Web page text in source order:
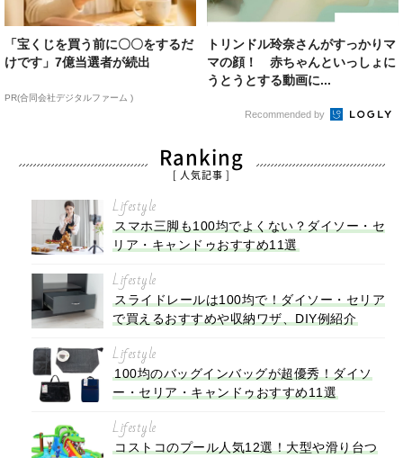
「宝くじを買う前に〇〇をするだ
けです」7億当選者が続出
PR(合同会社デジタルファーム )
トリンドル玲奈さんがすっかりマ
マの顔！ 赤ちゃんといっしょに
うとうとする動画に...
Recommended by
Ranking
[ 人気記事 ]
Lifestyle
スマホ三脚も100均でよくない？ダイソー・セ
リア・キャンドゥおすすめ11選
Lifestyle
スライドレールは100均で！ダイソー・セリア
で買えるおすすめや収納ワザ、DIY例紹介
Lifestyle
100均のバッグインバッグが超優秀！ダイソ
ー・セリア・キャンドゥおすすめ11選
Lifestyle
コストコのプール人気12選！大型や滑り台つ